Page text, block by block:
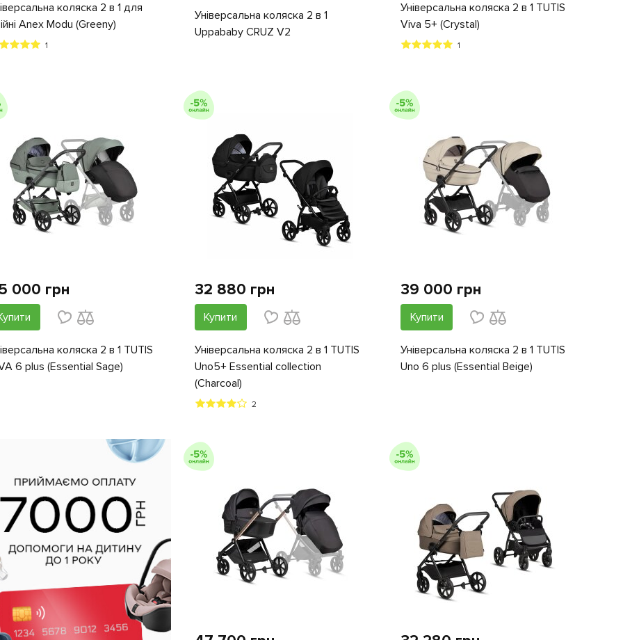
коляска 2 в 1 для
Anex Modu (Greeny)
1
Універсальна коляска 2 в 1
Uppababy CRUZ V2
Універсальна коляска 2 в 1 TUTIS
Viva 5+ (Crystal)
1
000 грн
коляска 2 в 1 TUTIS
6 plus (Essential Sage)
32 880 грн
Купити
Універсальна коляска 2 в 1 TUTIS
Uno5+ Essential collection
(Charcoal)
2
39 000 грн
Купити
Універсальна коляска 2 в 1 TUTIS
Uno 6 plus (Essential Beige)